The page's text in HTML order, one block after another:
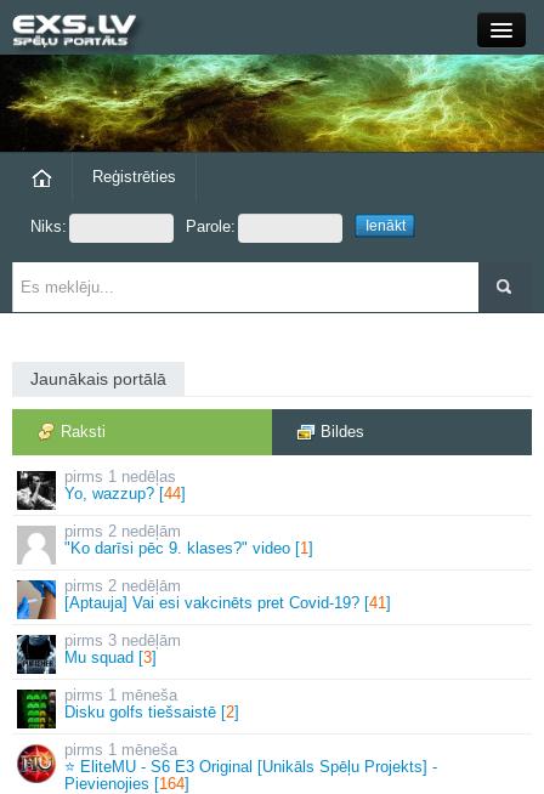
Close
Forums
Grupas
Reģistrēties
Niks: Parole:
Jaunākais portālā
Raksti Bildes
1 nedēļas
Yo, wazzup? [44]
2 nedēļām
"Ko darīsi pēc 9. klases?" video [1]
2 nedēļām
[Aptauja] Vai esi vakcinēts pret Covid-19? [41]
3 nedēļām
Mu squad [3]
1 mēneša
Disku golfs tiešsaistē [2]
1 mēneša
⭐ EliteMU - S6 E3 Original [Unikāls Spēļu Projekts] -
Pievienojies [164]